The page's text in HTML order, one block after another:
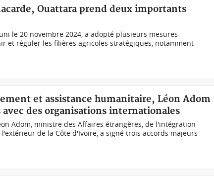
Ouattara prend deux importants
le 20 novembre 2024, a adopté plusieurs mesures
et réguler les filières agricoles stratégiques, notamment
et assistance humanitaire, Léon Adom
des organisations internationales
Adom, ministre des Affaires étrangères, de l'intégration
de la Côte d'Ivoire, a signé trois accords majeurs